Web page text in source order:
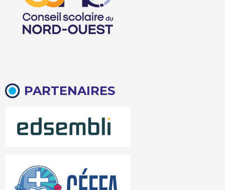
PARTENAIRES